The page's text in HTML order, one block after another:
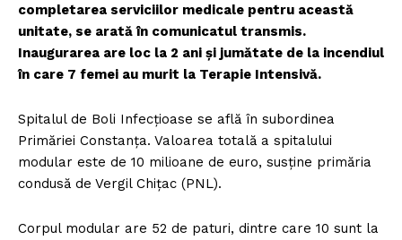
completarea serviciilor medicale pentru această
unitate, se arată în comunicatul transmis.
Inaugurarea are loc la 2 ani și jumătate de la incendiul
în care 7 femei au murit la Terapie Intensivă.
Spitalul de Boli Infecțioase se află în subordinea
Primăriei Constanța. Valoarea totală a spitalului
modular este de 10 milioane de euro, susține primăria
condusă de Vergil Chițac (PNL).
Corpul modular are 52 de paturi, dintre care 10 sunt la